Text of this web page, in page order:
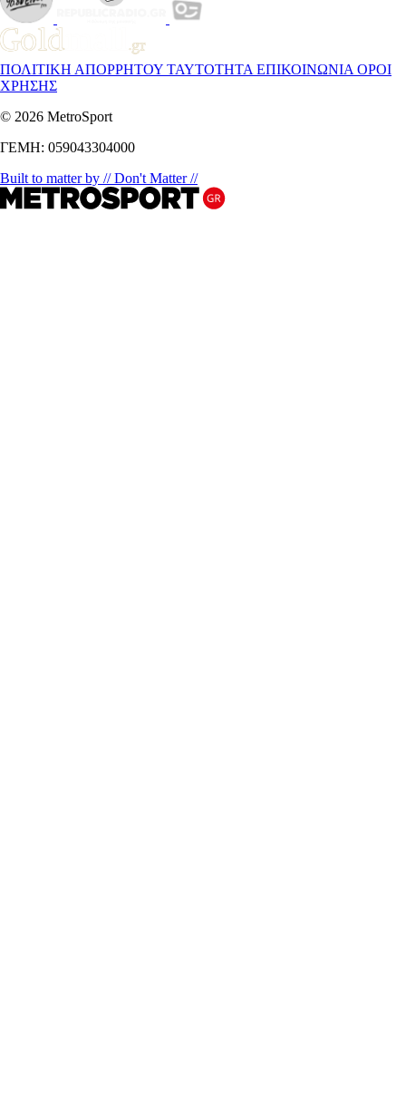
ΠΟΛΙΤΙΚΗ ΑΠΟΡΡΗΤΟΥ ΤΑΥΤΟΤΗΤΑ ΕΠΙΚΟΙΝΩΝΙΑ ΟΡΟΙ
ΧΡΗΣΗΣ
© 2026 MetroSport
ΓΕΜΗ: 059043304000
Built to matter by // Don't Matter //